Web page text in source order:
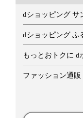
dショッピング サ
dショッピング ふ
もっとおトクに d
ファッション通販